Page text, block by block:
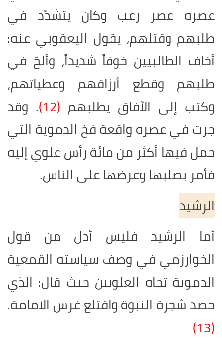
عصره عصر رعب وكان يتشدّد في
طلبهم وقتلهم، يقول اليعقوبي عنه:
أخاف الطالبيين خوفاً شديداً، وألحّ في
طلبهم وقطع أرزاقهم وعطياتهم،
وكتب إلى الآفاق يطلبهم (12)
. وقد
جرت في عصره واقعة فخ الدموية التي
حمل فيها أكثر من مائة رأس علوي إليه
فأمر بصلبها وعرضها على الناس.
الرشيد
أما الرشيد فليس أدل من قول
الخوارزمي في وصف سياسته القمعية
الدموية تجاه العلويين حيث قال: الذي
حصد شجرة النبوة واقتلع غرس الامامة.
(13)